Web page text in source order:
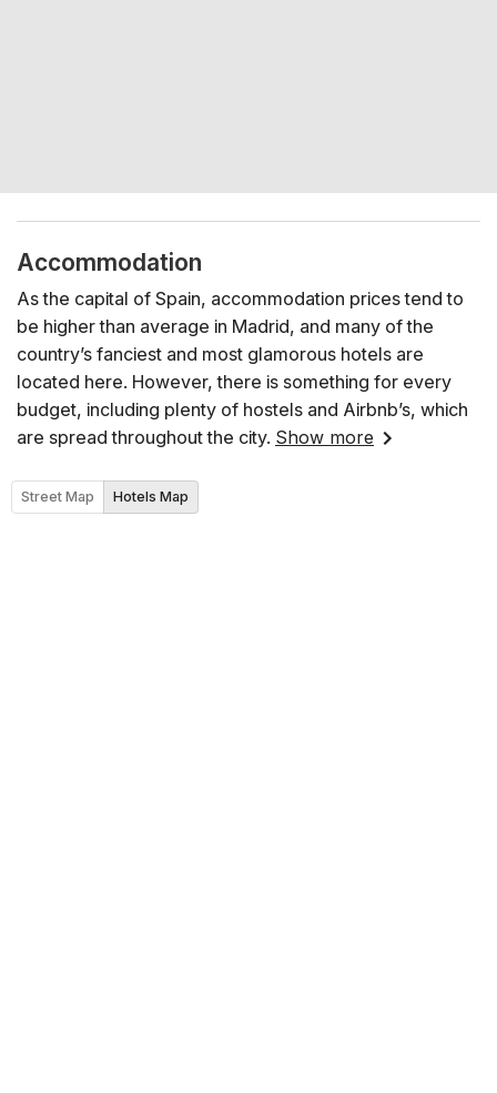
Accommodation
As the capital of Spain, accommodation prices tend to
be higher than average in Madrid, and many of the
country’s fanciest and most glamorous hotels are
located here. However, there is something for every
budget, including plenty of hostels and Airbnb’s, which
are spread throughout the city. Show more
Street Map Hotels Map